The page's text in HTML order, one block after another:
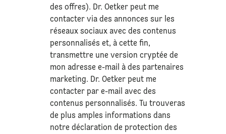
des offres). Dr. Oetker peut me
contacter via des annonces sur les
réseaux sociaux avec des contenus
personnalisés et, à cette fin,
transmettre une version cryptée de
mon adresse e-mail à des partenaires
marketing. Dr. Oetker peut me
contacter par e-mail avec des
contenus personnalisés. Tu trouveras
de plus amples informations dans
notre déclaration deprotection des